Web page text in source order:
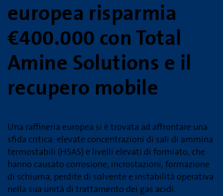
europea risparmia
€400.000 con Total
Amine Solutions e il
recupero mobile
Una raffineria europea si è trovata ad affrontare una
sfida critica: elevate concentrazioni di sali di ammina
termostabili (HSAS) e livelli elevati di formiato, che
hanno causato corrosione, incrostazioni, formazione
di schiuma, perdite di solvente e instabilità operativa
nella sua unità di trattamento dei gas acidi.